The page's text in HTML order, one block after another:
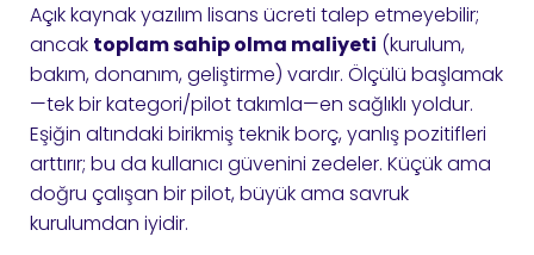
Açık kaynak yazılım lisans ücreti talep etmeyebilir;
ancak toplam sahip olma maliyeti (kurulum,
bakım, donanım, geliştirme) vardır. Ölçülü başlamak
—tek bir kategori/pilot takımla—en sağlıklı yoldur.
Eşiğin altındaki birikmiş teknik borç, yanlış pozitifleri
arttırır; bu da kullanıcı güvenini zedeler. Küçük ama
doğru çalışan bir pilot, büyük ama savruk
kurulumdan iyidir.